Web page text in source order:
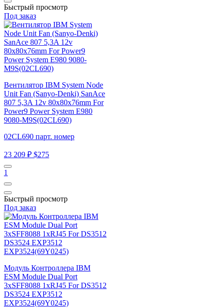
Быстрый просмотр
Под заказ
Вентилятор IBM System Node
Unit Fan (Sanyo-Denki) SanAce
807 5,3A 12v 80x80x76mm For
Power9 Power System E980
9080-M9S(02CL690)
02CL690 парт. номер
23 209 ₽ $275
1
Быстрый просмотр
Под заказ
Модуль Контроллера IBM
ESM Module Dual Port
3xSFF8088 1xRJ45 For DS3512
DS3524 EXP3512
EXP3524(69Y0245)